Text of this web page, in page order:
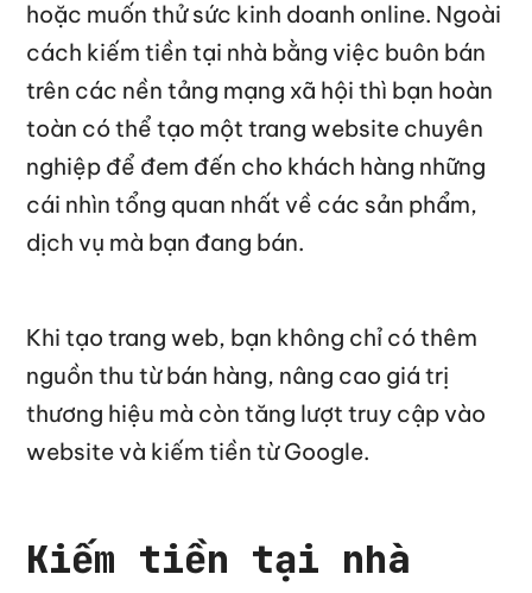
hoặc muốn thử sức kinh doanh online. Ngoài
cách kiếm tiền tại nhà bằng việc buôn bán
trên các nền tảng mạng xã hội thì bạn hoàn
toàn có thể tạo một trang website chuyên
nghiệp để đem đến cho khách hàng những
cái nhìn tổng quan nhất về các sản phẩm,
dịch vụ mà bạn đang bán.
Khi tạo trang web, bạn không chỉ có thêm
nguồn thu từ bán hàng, nâng cao giá trị
thương hiệu mà còn tăng lượt truy cập vào
website và kiếm tiền từ Google.
Kiếm tiền tại nhà